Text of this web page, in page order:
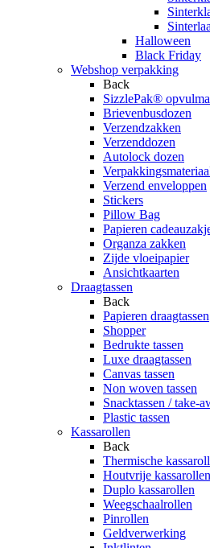
Halloween
Black Friday
Webshop verpakking
Back
SizzlePak®
Brievenbusdozen
Verzendzakken
Verzenddozen
Autolock dozen
Verzend enveloppen
Stickers
Pillow Bag
Papieren
Organza zakken
Zijde vloeipapier
Ansichtkaarten
Draagtassen
Back
Papieren draagtassen
Shopper
Bedrukte tassen
Luxe draagtassen
Canvas tassen
Non woven tassen
Snacktassen / take-
Plastic tassen
Kassarollen
Back
Thermische
Houtvrije kassarollen
Duplo kassarollen
Weegschaalrollen
Pinrollen
Geldverwerking